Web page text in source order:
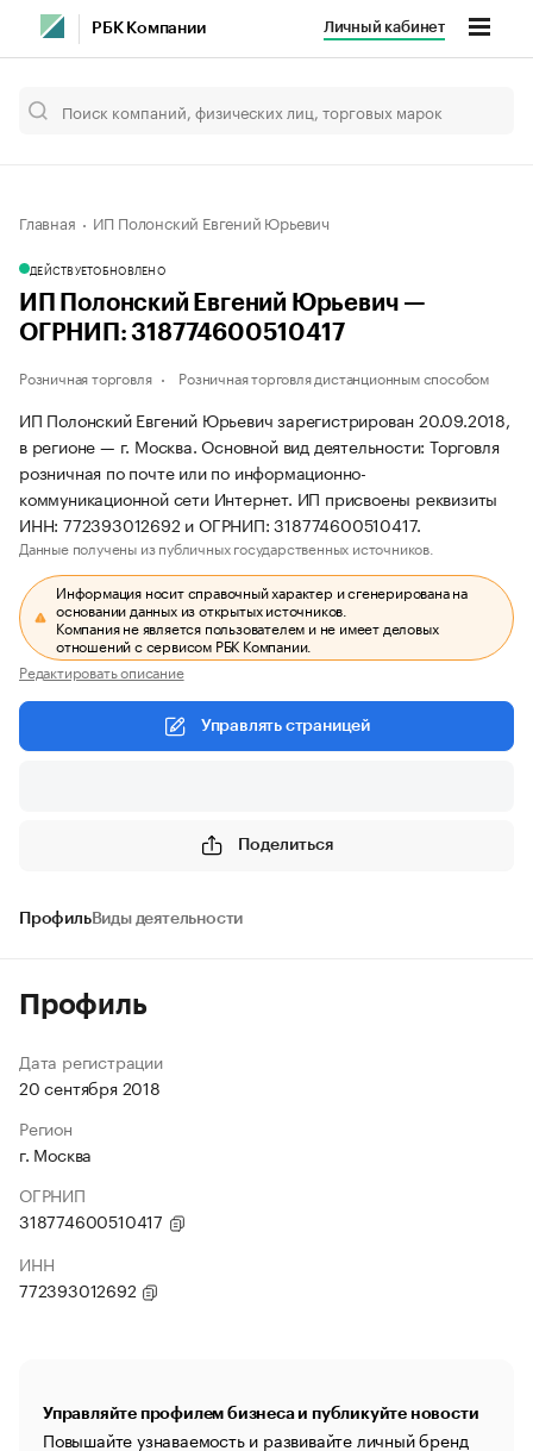
РБК Компании Личный кабинет
Главная ИП Полонский Евгений Юрьевич
ДЕЙСТВУЕТОБНОВЛЕНО
ИП Полонский Евгений Юрьевич —
ОГРНИП: 318774600510417
Розничная торговля Розничная торговля дистанционным способом
ИП Полонский Евгений Юрьевич зарегистрирован 20.09.2018,
в регионе — г. Москва. Основной вид деятельности: Торговля
розничная по почте или по информационно-
коммуникационной сети Интернет. ИП присвоены реквизиты
ИНН: 772393012692 и ОГРНИП: 318774600510417.
Данные получены из публичных государственных источников.
Информация носит справочный характер и сгенерирована на
основании данных из открытых источников.
Компания не является пользователем и не имеет деловых
отношений с сервисом РБК Компании.
Редактировать описание
Управлять страницей
Поделиться
ПрофильВиды деятельности
Профиль
Дата регистрации
20 сентября 2018
Регион
г. Москва
ОГРНИП
318774600510417
ИНН
772393012692
Управляйте профилем бизнеса и публикуйте новости
Повышайте узнаваемость и развивайте личный бренд